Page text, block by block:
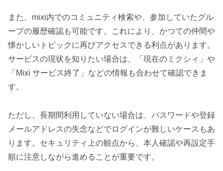
また、mixi内でのコミュニティ検索や、参加していたグル
ープの履歴確認も可能です。これにより、かつての仲間や
懐かしいトピックに再びアクセスできる利点があります。
サービスの現状を知りたい場合は、「現在のミクシィ」や
「Mixi サービス終了」などの情報も合わせて確認できま
す。
ただし、長期間利用していない場合は、パスワードや登録
メールアドレスの失念などでログインが難しいケースもあ
ります。セキュリティ上の観点から、本人確認や再設定手
順に注意しながら進めることが重要です。